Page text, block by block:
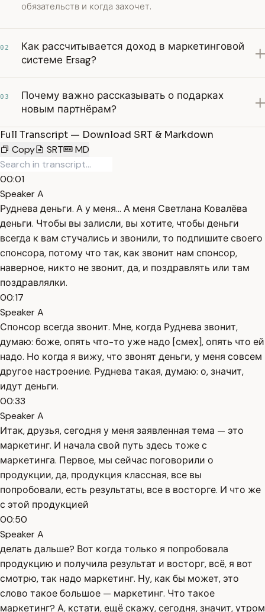
обязательств и когда захочет.
02
Как рассчитывается доход в маркетинговой
системе Ersag?
03
Почему важно рассказывать о подарках
новым партнёрам?
Full Transcript — Download SRT & Markdown
Copy
SRT MD
00:01
Speaker A
Руднева деньги. А у меня... А меня Светлана Ковалёва
деньги. Чтобы вы залисли, вы хотите, чтобы деньги
всегда к вам стучались и звонили, то подпишите своего
спонсора, потому что так, как звонит нам спонсор,
наверное, никто не звонит, да, и поздравлять или там
поздравлялки.
00:17
Speaker A
Спонсор всегда звонит. Мне, когда Руднева звонит,
думаю: боже, опять что-то уже надо [смех], опять что ей
надо. Но когда я вижу, что звонят деньги, у меня совсем
другое настроение. Руднева такая, думаю: о, значит,
идут деньги.
00:33
Speaker A
Итак, друзья, сегодня у меня заявленная тема — это
маркетинг. И начала свой путь здесь тоже с
маркетинга. Первое, мы сейчас поговорили о
продукции, да, продукция классная, все вы
попробовали, есть результаты, все в восторге. И что же
с этой продукцией
00:50
Speaker A
делать дальше? Вот когда только я попробовала
продукцию и получила результат и восторг, всё, я вот
смотрю, так надо маркетинг. Ну, как бы может, это
слово такое большое — маркетинг. Что такое
маркетинг? А, кстати, ещё скажу, сегодня, значит, утром